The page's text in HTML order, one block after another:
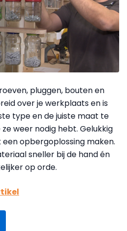
pluggen, bouten en
over je werkplaats en is
type en de juiste maat te
weer nodig hebt. Gelukkig
een opbergoplossing maken.
sneller bij de hand én
op orde.